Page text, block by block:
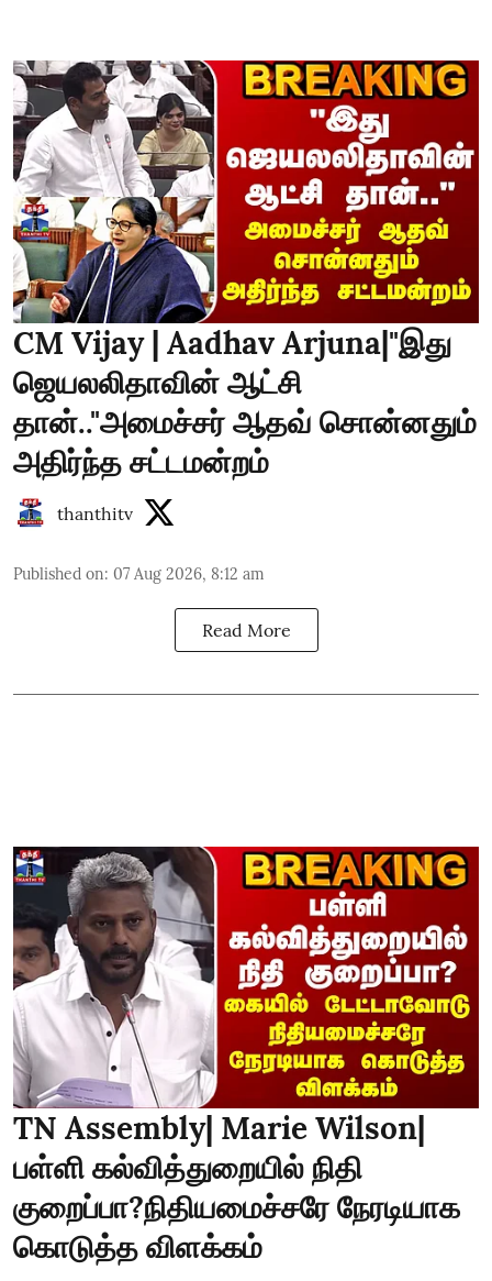
CM Vijay | Aadhav Arjuna|"இது
ஜெயலலிதாவின் ஆட்சி
தான்.."அமைச்சர் ஆதவ் சொன்னதும்
அதிர்ந்த சட்டமன்றம்
thanthitv
Published on: 07 Aug 2026, 8:12 am
Read More
TN Assembly| Marie Wilson|
பள்ளி கல்வித்துறையில் நிதி
குறைப்பா?நிதியமைச்சரே நேரடியாக
கொடுத்த விளக்கம்